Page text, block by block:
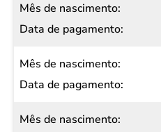
pagamento